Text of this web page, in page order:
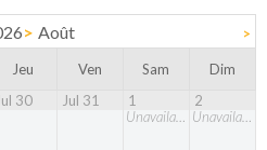
> Août >
Jeu Ven Sam
Dim
30 Jul 31
1
Unavailable
2
Unavailable